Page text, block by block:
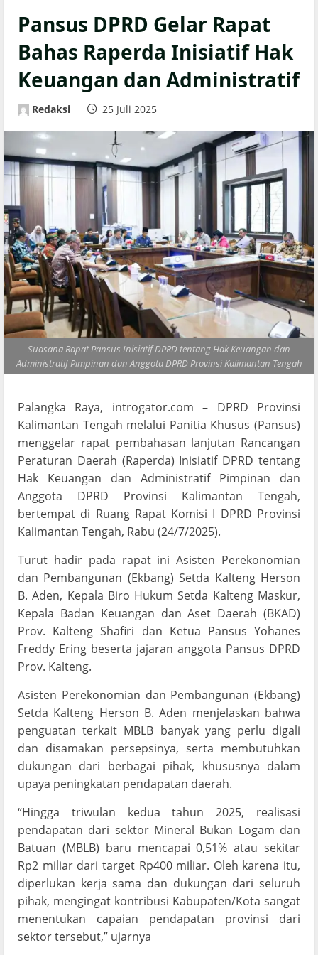
Pansus DPRD Gelar Rapat
Bahas Raperda Inisiatif Hak
Keuangan dan Administratif
Redaksi 25 Juli 2025
Suasana Rapat Pansus Inisiatif DPRD tentang Hak Keuangan dan
Administratif Pimpinan dan Anggota DPRD Provinsi Kalimantan Tengah
Palangka Raya, introgator.com – DPRD Provinsi
Kalimantan Tengah melalui Panitia Khusus (Pansus)
menggelar rapat pembahasan lanjutan Rancangan
Peraturan Daerah (Raperda) Inisiatif DPRD tentang
Hak Keuangan dan Administratif Pimpinan dan
Anggota DPRD Provinsi Kalimantan Tengah,
bertempat di Ruang Rapat Komisi I DPRD Provinsi
Kalimantan Tengah, Rabu (24/7/2025).
Turut hadir pada rapat ini Asisten Perekonomian
dan Pembangunan (Ekbang) Setda Kalteng Herson
B. Aden, Kepala Biro Hukum Setda Kalteng Maskur,
Kepala Badan Keuangan dan Aset Daerah (BKAD)
Prov. Kalteng Shafiri dan Ketua Pansus Yohanes
Freddy Ering beserta jajaran anggota Pansus DPRD
Prov. Kalteng.
Asisten Perekonomian dan Pembangunan (Ekbang)
Setda Kalteng Herson B. Aden menjelaskan bahwa
penguatan terkait MBLB banyak yang perlu digali
dan disamakan persepsinya, serta membutuhkan
dukungan dari berbagai pihak, khususnya dalam
upaya peningkatan pendapatan daerah.
“Hingga triwulan kedua tahun 2025, realisasi
pendapatan dari sektor Mineral Bukan Logam dan
Batuan (MBLB) baru mencapai 0,51% atau sekitar
Rp2 miliar dari target Rp400 miliar. Oleh karena itu,
diperlukan kerja sama dan dukungan dari seluruh
pihak, mengingat kontribusi Kabupaten/Kota sangat
menentukan capaian pendapatan provinsi dari
sektor tersebut,” ujarnya